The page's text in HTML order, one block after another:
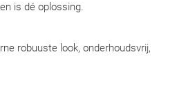
is dé oplossing.
robuuste look, onderhoudsvrij,